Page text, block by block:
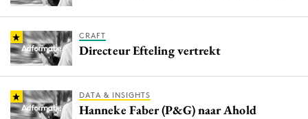
CRAFT
Directeur Efteling vertrekt
DATA & INSIGHTS
Hanneke Faber (P&G) naar Ahold